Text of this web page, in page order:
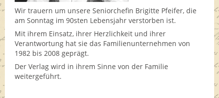
Wir trauern um unsere Seniorchefin Brigitte Pfeifer, die
am Sonntag im 90sten Lebensjahr verstorben ist.
Mit ihrem Einsatz, ihrer Herzlichkeit und ihrer
Verantwortung hat sie das Familienunternehmen von
1982 bis 2008 geprägt.
Der Verlag wird in ihrem Sinne von der Familie
weitergeführt.